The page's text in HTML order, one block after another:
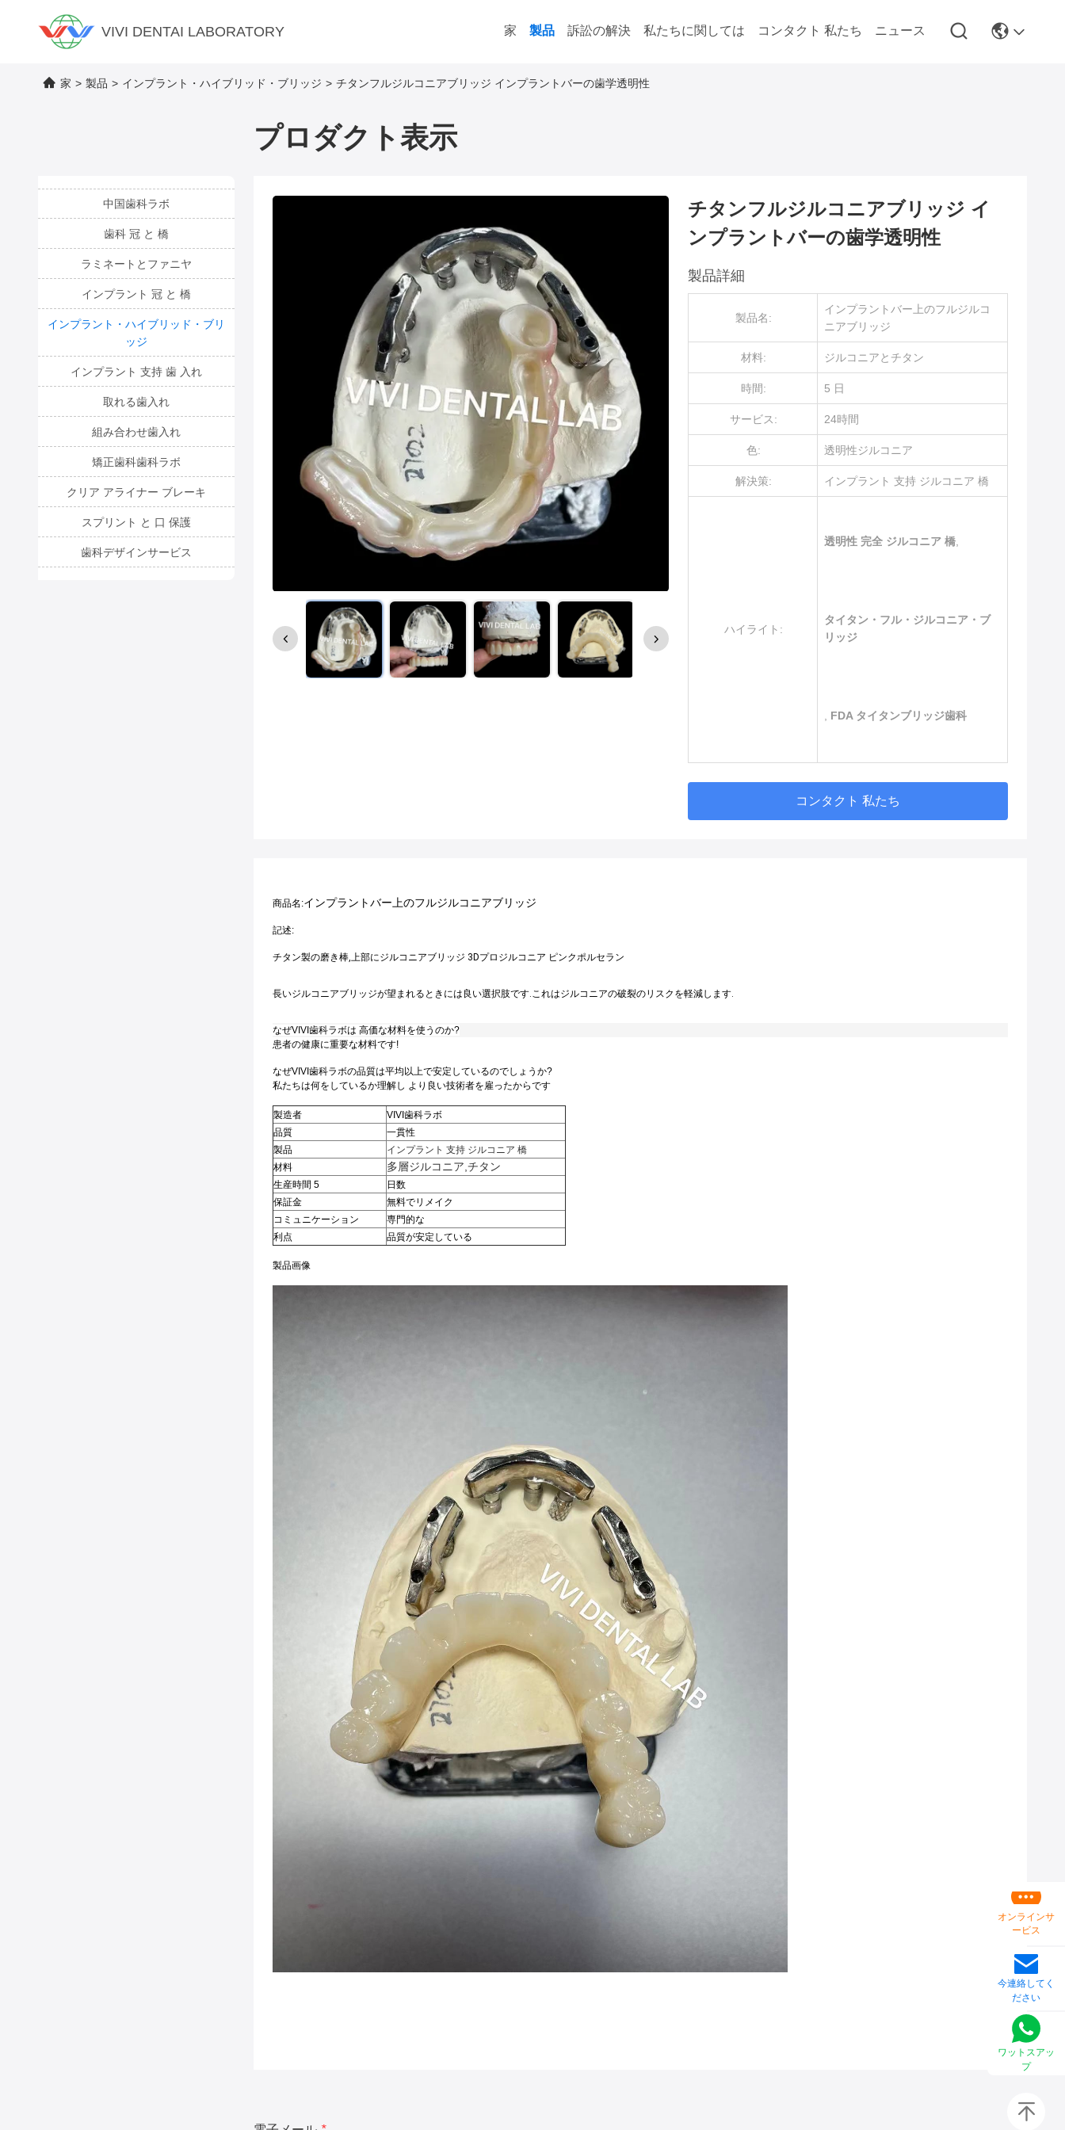
VIVI DENTAI LABORATORY 家 製品 訴訟の解決 私たちに関しては コンタクト 私たち ニュース
家 > 製品 > インプラント・ハイブリッド・ブリッジ > チタンフルジルコニアブリッジ インプラントバーの歯学透明性
プロダクト表示
中国歯科ラボ
歯科 冠 と 橋
ラミネートとファニヤ
インプラント 冠 と 橋
インプラント・ハイブリッド・ブリ
ッジ
インプラント 支持 歯 入れ
取れる歯入れ
組み合わせ歯入れ
矯正歯科歯科ラボ
クリア アライナー ブレーキ
スプリント と 口 保護
歯科デザインサービス
チタンフルジルコニアブリッジ イ
ンプラントバーの歯学透明性
製品詳細
製品名:
インプラントバー上のフルジルコ
ニアブリッジ
材料: ジルコニアとチタン
時間: 5 日
サービス: 24時間
色: 透明性ジルコニア
解決策: インプラント 支持 ジルコニア 橋
ハイライト:
透明性 完全 ジルコニア 橋
タイタン・フル・ジルコニア・ブ
リッジ
FDA タイタンブリッジ歯科
コンタクト 私たち
商品名:インプラントバー上のフルジルコニアブリッジ
記述:
チタン製の磨き棒,上部にジルコニアブリッジ 3Dプロジルコニア ピンクポルセラン
長いジルコニアブリッジが望まれるときには良い選択肢です.これはジルコニアの破裂のリスクを軽減します.
なぜVIVI歯科ラボは 高価な材料を使うのか?
患者の健康に重要な材料です!
なぜVIVI歯科ラボの品質は平均以上で安定しているのでしょうか?
私たちは何をしているか理解し より良い技術者を雇ったからです
製造者
VIVI歯科ラボ
品質
一貫性
製品
インプラント 支持 ジルコニア 橋
材料
多層ジルコニア,チタン
生産時間 5
日数
保証金
無料でリメイク
コミュニケーション
専門的な
利点
品質が安定している
製品画像
オンラインサ
ービス
今連絡してく
ださい
ワットスアッ
プ